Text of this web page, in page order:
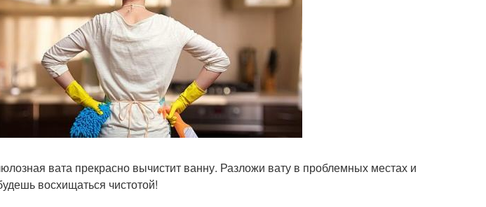
вата прекрасно вычистит ванну. Разложи вату в проблемных местах и
восхищаться чистотой!